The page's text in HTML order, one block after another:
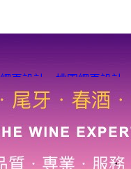
網頁設計 桃園網頁設計